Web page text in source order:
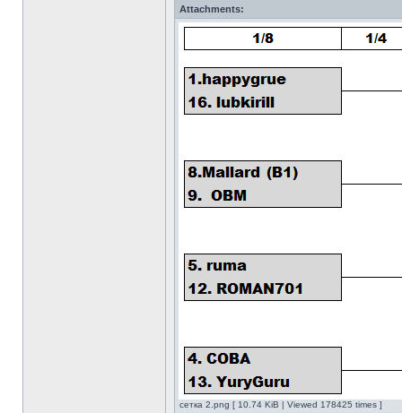
Attachments:
сетка 2.png [ 10.74 KiB | Viewed 178425 times ]